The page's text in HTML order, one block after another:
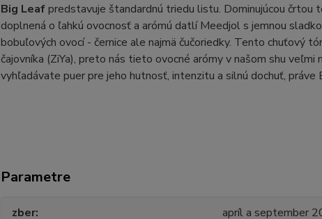
Big Leafpredstavuje štandardnú triedu listu. Dominujúcou
doplnená o ľahkú ovocnosť a arómú datlí Meedjol s jemnou
bobuľových ovocí - černice ale najmä čučoriedky. Tento chuťový
čajovníka (ZiYa), preto nás tieto ovocné arómy v našom shu
vyhľadávate puer pre jeho hutnosť, intenzitu a silnú dochuť, práve
Parametre
zber
apríl a september